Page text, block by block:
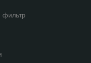
фильтр